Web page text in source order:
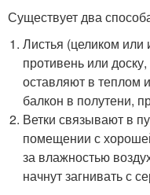
Существует два
Листья (целиком
противень или
оставляют в теплом
балкон в полутени,
Ветки связывают в
помещении с
за влажностью
начнут загнивать с